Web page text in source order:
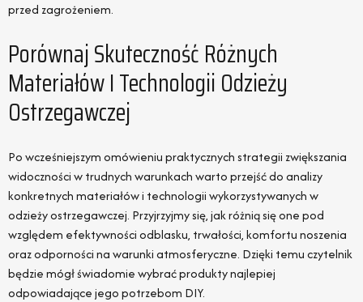
przed zagrożeniem.
Porównaj Skuteczność Różnych
Materiałów I Technologii Odzieży
Ostrzegawczej
Po wcześniejszym omówieniu praktycznych strategii zwiększania
widoczności w trudnych warunkach warto przejść do analizy
konkretnych materiałów i technologii wykorzystywanych w
odzieży ostrzegawczej. Przyjrzyjmy się, jak różnią się one pod
względem efektywności odblasku, trwałości, komfortu noszenia
oraz odporności na warunki atmosferyczne. Dzięki temu czytelnik
będzie mógł świadomie wybrać produkty najlepiej
odpowiadające jego potrzebom DIY.